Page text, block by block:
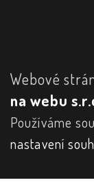
Webové
na webu
Používáme
nastavení